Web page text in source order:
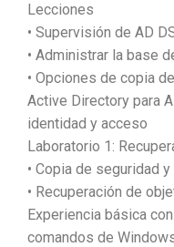
Lecciones
• Supervisión de AD
• Administrar la base
• Opciones de copia
Active Directory para
identidad y acceso
Laboratorio 1:
• Copia de seguridad
• Recuperación de
Experiencia básica
comandos de